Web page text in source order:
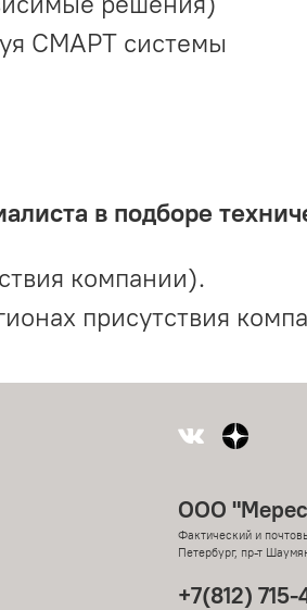
СМАРТ системы
в подборе
компании).
присутствия
ООО
Фактический и
Петербург, пр-т
+7(812)